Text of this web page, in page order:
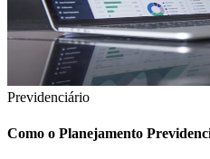
Previdenciário
Como o Planejamento